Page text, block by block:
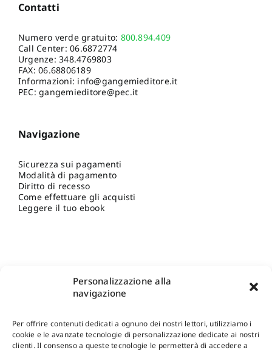
Personalizzazione alla
navigazione
Per offrire contenuti dedicati a ognuno dei nostri lettori, utilizziamo i
cookie e le avanzate tecnologie di personalizzazione dedicate ai nostri
clienti. Il consenso a queste tecnologie le permetterà di accedere a
Contatti
Numero verde gratuito: 800.894.409
Call Center:06.6872774
Urgenze:348.4769803
FAX: 06.68806189
Informazioni: info@gangemieditore.it
PEC: gangemieditore@pec.it
Navigazione
Sicurezza sui pagamenti
Modalità di pagamento
Diritto di recesso
Come effettuare gli acquisti
Leggere il tuo ebook